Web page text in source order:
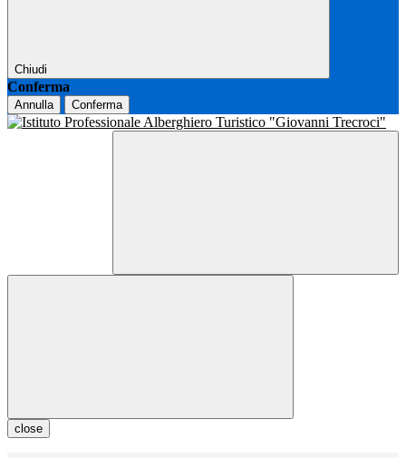
Chiudi
Conferma
Annulla Conferma
close